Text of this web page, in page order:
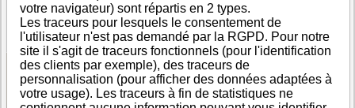
Type
d'adresse
Adresse unique
DUNS®
Number
22-------
Voir les informations disponibles
votre navigateur) sont répartis en 2 types.
Les traceurs pour lesquels le consentement de
l'utilisateur n'est pas demandé par la RGPD. Pour notre
site il s'agit de traceurs fonctionnels (pour l'identification
des clients par exemple), des traceurs de
personnalisation (pour afficher des données adaptées à
votre usage). Les traceurs à fin de statistiques ne